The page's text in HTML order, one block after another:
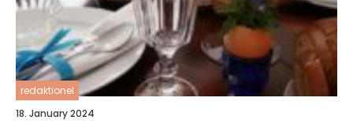
redaktionel
18. January 2024